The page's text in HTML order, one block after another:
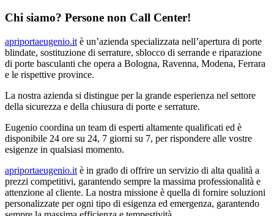
Chi siamo? Persone non Call Center!
apriportaeugenio.it è un’azienda specializzata nell’apertura di porte
blindate, sostituzione di serrature, sblocco di serrande e riparazione
di porte basculanti che opera a Bologna, Ravenna, Modena, Ferrara
e le rispettive province.
La nostra azienda si distingue per la grande esperienza nel settore
della sicurezza e della chiusura di porte e serrature.
Eugenio coordina un team di esperti altamente qualificati ed è
disponibile 24 ore su 24, 7 giorni su 7, per rispondere alle vostre
esigenze in qualsiasi momento.
apriportaeugenio.it è in grado di offrire un servizio di alta qualità a
prezzi competitivi, garantendo sempre la massima professionalità e
attenzione al cliente. La nostra missione è quella di fornire soluzioni
personalizzate per ogni tipo di esigenza ed emergenza, garantendo